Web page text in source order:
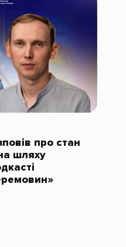
про стан
шляху